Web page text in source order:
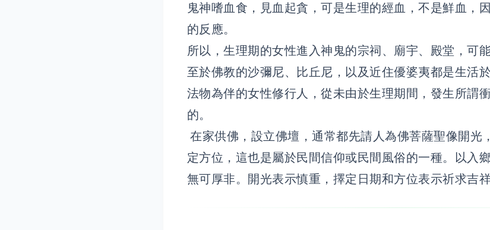
鬼神嗜血食，見血起貪，可是生理的經血，不是鮮血，
的反應。
所以，生理期的女性進入神鬼的宗祠、廟宇、殿堂，可
至於佛教的沙彌尼、比丘尼，以及近住優婆夷都是生活
法物為伴的女性修行人，從未由於生理期間，發生所謂
的。
在家供佛，設立佛壇，通常都先請人為佛菩薩聖像開光
定方位，這也是屬於民間信仰或民間風俗的一種。以入
無可厚非。開光表示慎重，擇定日期和方位表示祈求吉祥